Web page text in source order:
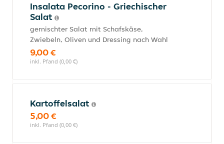
Insalata Pecorino - Griechischer
Salat
gemischter Salat mit Schafskäse,
Zwiebeln, Oliven und Dressing nach Wahl
9,00 €
inkl. Pfand (0,00 €)
Kartoffelsalat
5,00 €
inkl. Pfand (0,00 €)